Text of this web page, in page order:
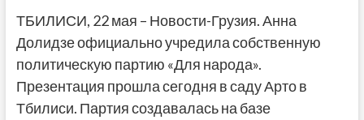
ТБИЛИСИ, 22 мая – Новости-Грузия. Анна
Долидзе официально учредила собственную
политическую партию «Для народа».
Презентация прошла сегодня в саду Арто в
Тбилиси. Партия создавалась на базе